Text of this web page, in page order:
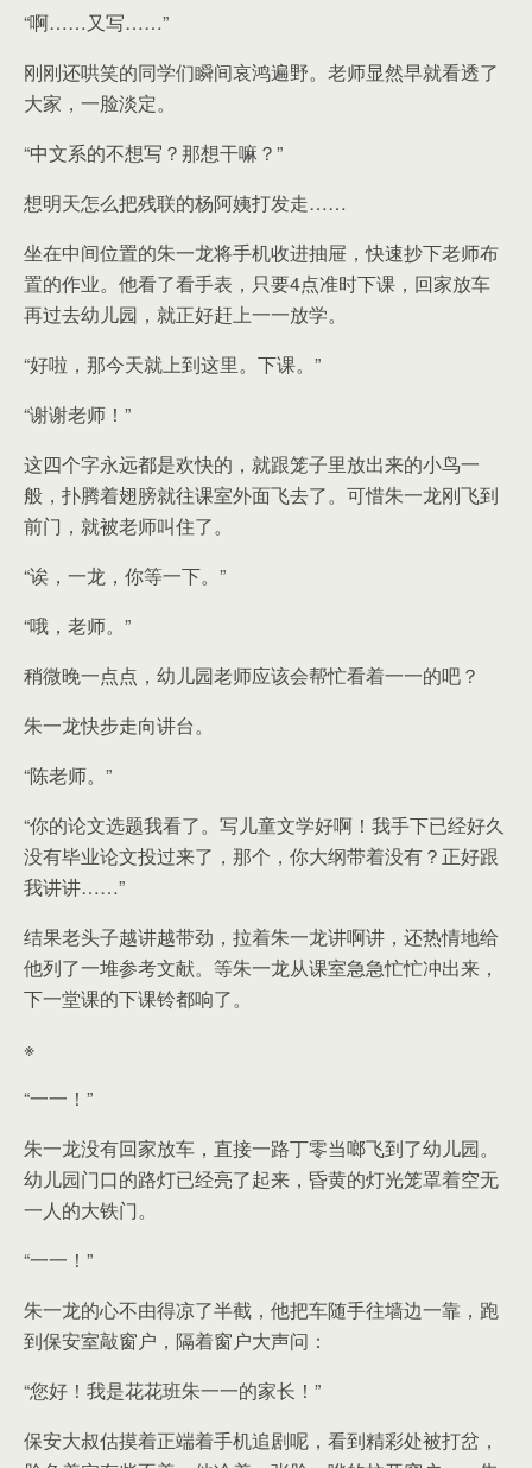
“啊……又写……”
刚刚还哄笑的同学们瞬间哀鸿遍野。老师显然早就看透了
大家，一脸淡定。
“中文系的不想写？那想干嘛？”
想明天怎么把残联的杨阿姨打发走……
坐在中间位置的朱一龙将手机收进抽屉，快速抄下老师布
置的作业。他看了看手表，只要4点准时下课，回家放车
再过去幼儿园，就正好赶上一一放学。
“好啦，那今天就上到这里。下课。”
“谢谢老师！”
这四个字永远都是欢快的，就跟笼子里放出来的小鸟一
般，扑腾着翅膀就往课室外面飞去了。可惜朱一龙刚飞到
前门，就被老师叫住了。
“诶，一龙，你等一下。”
“哦，老师。”
稍微晚一点点，幼儿园老师应该会帮忙看着一一的吧？
朱一龙快步走向讲台。
“陈老师。”
“你的论文选题我看了。写儿童文学好啊！我手下已经好久
没有毕业论文投过来了，那个，你大纲带着没有？正好跟
我讲讲……”
结果老头子越讲越带劲，拉着朱一龙讲啊讲，还热情地给
他列了一堆参考文献。等朱一龙从课室急急忙忙冲出来，
下一堂课的下课铃都响了。
※
“一一！”
朱一龙没有回家放车，直接一路丁零当啷飞到了幼儿园。
幼儿园门口的路灯已经亮了起来，昏黄的灯光笼罩着空无
一人的大铁门。
“一一！”
朱一龙的心不由得凉了半截，他把车随手往墙边一靠，跑
到保安室敲窗户，隔着窗户大声问：
“您好！我是花花班朱一一的家长！”
保安大叔估摸着正端着手机追剧呢，看到精彩处被打岔，